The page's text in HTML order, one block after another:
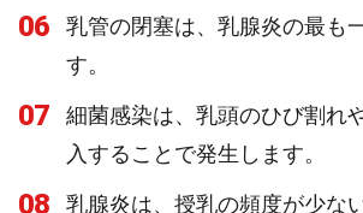
06
乳管の閉塞は、乳腺炎の最も
す。
07
細菌感染は、乳頭のひび割れ
入することで発生します。
08
乳腺炎は、授乳の頻度が少な